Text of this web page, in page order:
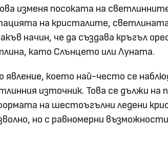
изменя посоката на
на кристалите,
начин, че да създава кръгъл
като Слънцето или Луната.
явление, което най-често се
източник. Това се дължи на
на шестоъгълни ледени
но с равномерни